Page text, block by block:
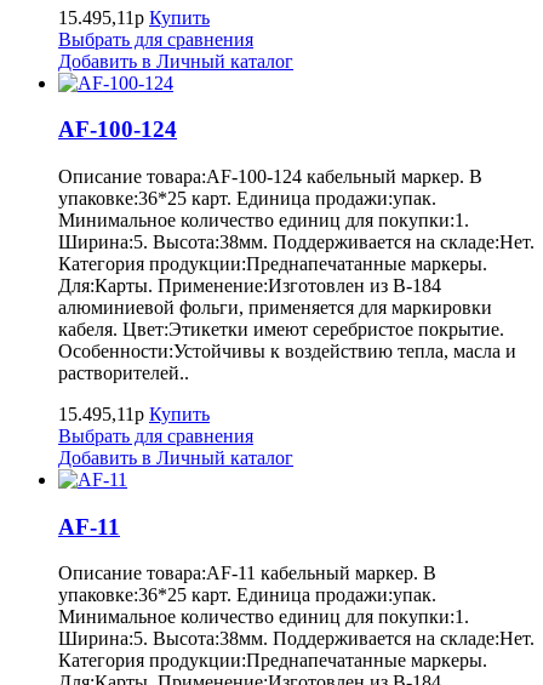
15.495,11р Купить
Выбрать для сравнения
Добавить в Личный каталог
AF-100-124
Описание товара:AF-100-124 кабельный маркер. В
упаковке:36*25 карт. Единица продажи:упак.
Минимальное количество единиц для покупки:1.
Ширина:5. Высота:38мм. Поддерживается на складе:Нет.
Категория продукции:Преднапечатанные маркеры.
Для:Карты. Применение:Изготовлен из B-184
алюминиевой фольги, применяется для маркировки
кабеля. Цвет:Этикетки имеют серебристое покрытие.
Особенности:Устойчивы к воздействию тепла, масла и
растворителей..
15.495,11р Купить
Выбрать для сравнения
Добавить в Личный каталог
AF-11
Описание товара:AF-11 кабельный маркер. В
упаковке:36*25 карт. Единица продажи:упак.
Минимальное количество единиц для покупки:1.
Ширина:5. Высота:38мм. Поддерживается на складе:Нет.
Категория продукции:Преднапечатанные маркеры.